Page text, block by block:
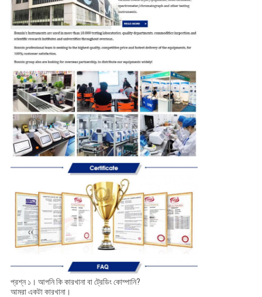
প্রশ্ন ১। আপনি কি কারখানা বা ট্রেডিং কোম্পানি?
আমরা একটা কারখানা।